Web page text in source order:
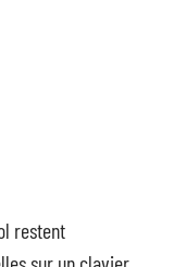
restent